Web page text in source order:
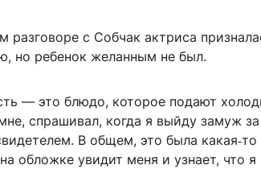
разговоре с Собчак актриса
но ребенок желанным не был.
— это блюдо, которое подают
спрашивал, когда я выйду замуж
В общем, это была
обложке увидит меня и узнает, что